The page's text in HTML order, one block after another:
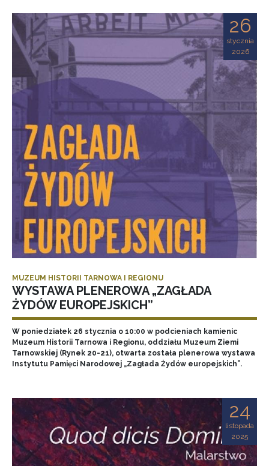
26
stycznia
2026
MUZEUM HISTORII TARNOWA I REGIONU
WYSTAWA PLENEROWA „ZAGŁADA
ŻYDÓW EUROPEJSKICH”
W poniedziałek 26 stycznia o 10:00 w podcieniach kamienic
Muzeum Historii Tarnowa i Regionu, oddziału Muzeum Ziemi
Tarnowskiej (Rynek 20-21), otwarta została plenerowa wystawa
Instytutu Pamięci Narodowej „Zagłada Żydów europejskich”.
24
listopada
2025